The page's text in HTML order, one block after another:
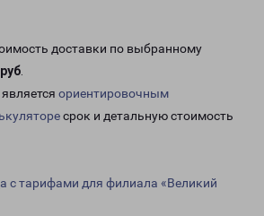
доставки по выбранному
.
ориентировочным
срок и детальную стоимость
с тарифами для филиала «Великий